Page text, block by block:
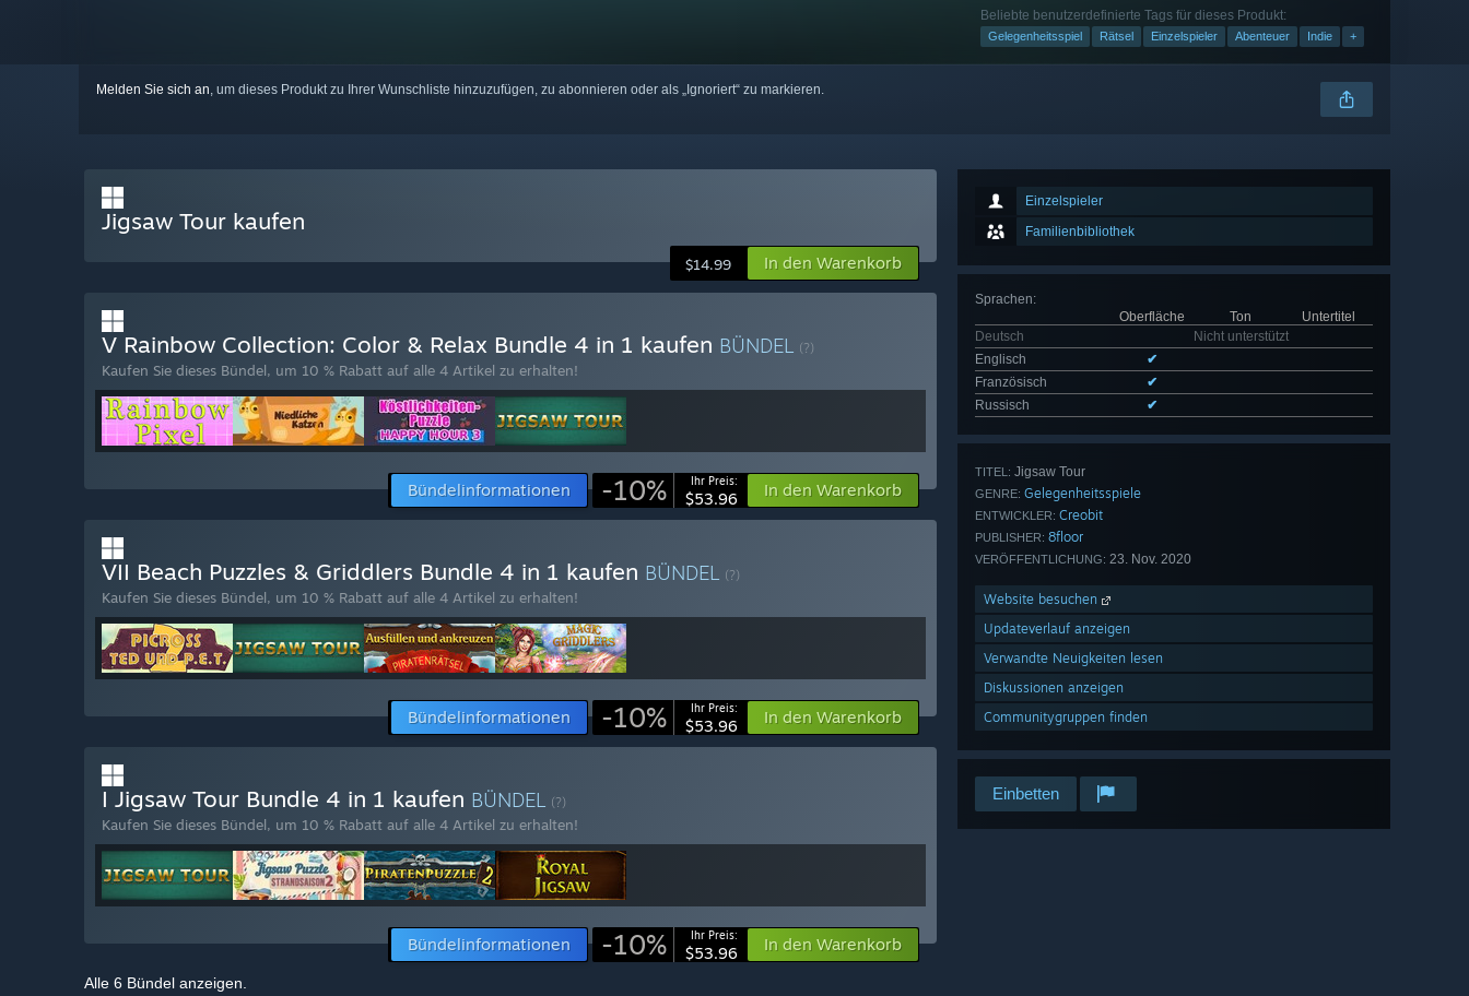
Beliebte benutzerdefinierte Tags für dieses Produkt:
Gelegenheitsspiel Rätsel Einzelspieler Abenteuer Indie +
Melden Sie sich an, um dieses Produkt zu Ihrer Wunschliste hinzuzufügen, zu abonnieren oder als „Ignoriert“ zu markieren.
Einzelspieler
Familienbibliothek
Sprachen:
Oberfläche
Ton
Untertitel
Deutsch
Nicht unterstützt
Englisch
✔
Französisch
✔
Russisch
✔
TITEL: Jigsaw Tour
GENRE: Gelegenheitsspiele
ENTWICKLER: Creobit
PUBLISHER: 8floor
VERÖFFENTLICHUNG: 23. Nov. 2020
Website besuchen
Updateverlauf anzeigen
Verwandte Neuigkeiten lesen
Diskussionen anzeigen
Communitygruppen finden
Einbetten
Jigsaw Tour kaufen
$14.99 In den Warenkorb
V Rainbow Collection: Color & Relax Bundle 4 in 1 kaufen BÜNDEL (?)
Kaufen Sie dieses Bündel, um 10 % Rabatt auf alle 4 Artikel zu erhalten!
Bündelinformationen -10% Ihr Preis:
$53.96 In den Warenkorb
VII Beach Puzzles & Griddlers Bundle 4 in 1 kaufen BÜNDEL (?)
Kaufen Sie dieses Bündel, um 10 % Rabatt auf alle 4 Artikel zu erhalten!
Bündelinformationen -10% Ihr Preis:
$53.96 In den Warenkorb
I Jigsaw Tour Bundle 4 in 1 kaufen BÜNDEL (?)
Kaufen Sie dieses Bündel, um 10 % Rabatt auf alle 4 Artikel zu erhalten!
Bündelinformationen -10% Ihr Preis:
$53.96 In den Warenkorb
Alle 6 Bündel anzeigen.